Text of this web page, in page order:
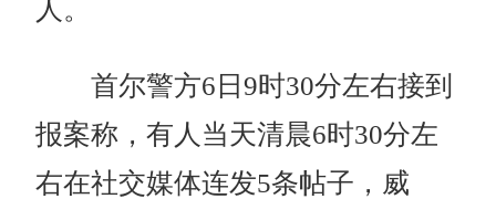
人。
首尔警方6日9时30分左右接到
报案称，有人当天清晨6时30分左
右在社交媒体连发5条帖子，威